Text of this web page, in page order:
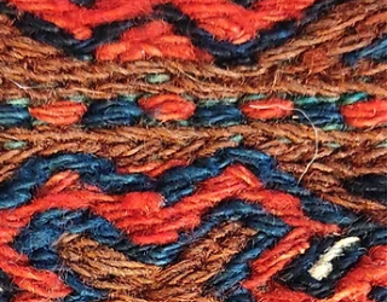
かに残る祖父母の家の情景を思い出させるそう。
石の上の地（サングサール）という名の小さな
街。 岩山の斜面にへばりつき、折り重なるよう
建てられた四角い家々。屋根の上は一段上に建っ
ている家の玄関ポーチだったり、或いは村人が行
きかう道...